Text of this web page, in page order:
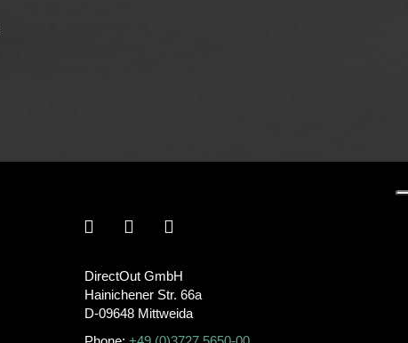
DirectOut GmbH
Hainichener Str. 66a
D-09648 Mittweida